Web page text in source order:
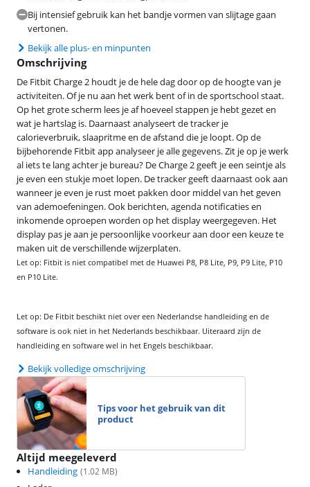
Bij intensief gebruik kan het bandje vormen van slijtage gaan
vertonen.
Bekijk alle plus- en minpunten
Omschrijving
De Fitbit Charge 2 houdt je de hele dag door op de hoogte van je
activiteiten. Of je nu aan het werk bent of in de sportschool staat.
Op het grote scherm lees je af hoeveel stappen je hebt gezet en
wat je hartslag is. Daarnaast analyseert de tracker je
calorieverbruik, slaapritme en de afstand die je loopt. Op de
bijbehorende Fitbit app analyseer je alle gegevens. Zit je op je werk
al iets te lang achter je bureau? De Charge 2 geeft je een seintje als
je even een stukje moet lopen. De tracker geeft daarnaast ook aan
wanneer je even je rust moet pakken door middel van het geven
van ademoefeningen. Ook berichten, agenda notificaties en
inkomende oproepen worden op het display weergegeven. Het
display pas je aan je persoonlijke voorkeur aan door een keuze te
maken uit de verschillende wijzerplaten.
Let op: Fitbit is niet compatibel met de Huawei P8, P8 Lite, P9, P9 Lite, P10
en P10 Lite.
Let op: De Fitbit beschikt niet over een Nederlandse handleiding en de
software is ook niet in het Nederlands beschikbaar. Uiteraard zijn de
handleiding en software wel in het Engels beschikbaar.
Bekijk volledige omschrijving
Tips voor het gebruik van dit
product
Altijd meegeleverd
Handleiding (1.02 MB)